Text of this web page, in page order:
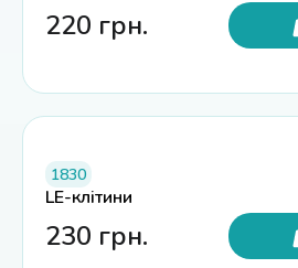
220 грн.
1830
LE-клітини
230 грн.